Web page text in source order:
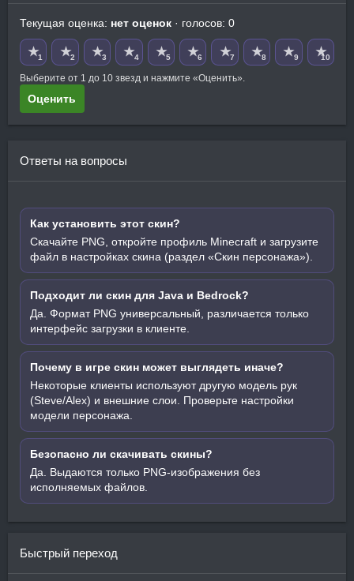
Текущая оценка: нет оценок · голосов: 0
★1 ★2 ★3 ★4 ★5 ★6 ★7 ★8 ★9 ★10
Выберите от 1 до 10 звезд и нажмите «Оценить».
Оценить
Ответы на вопросы
Как установить этот скин?
Скачайте PNG, откройте профиль Minecraft и загрузите
файл в настройках скина (раздел «Скин персонажа»).
Подходит ли скин для Java и Bedrock?
Да. Формат PNG универсальный, различается только
интерфейс загрузки в клиенте.
Почему в игре скин может выглядеть иначе?
Некоторые клиенты используют другую модель рук
(Steve/Alex) и внешние слои. Проверьте настройки
модели персонажа.
Безопасно ли скачивать скины?
Да. Выдаются только PNG-изображения без
исполняемых файлов.
Быстрый переход